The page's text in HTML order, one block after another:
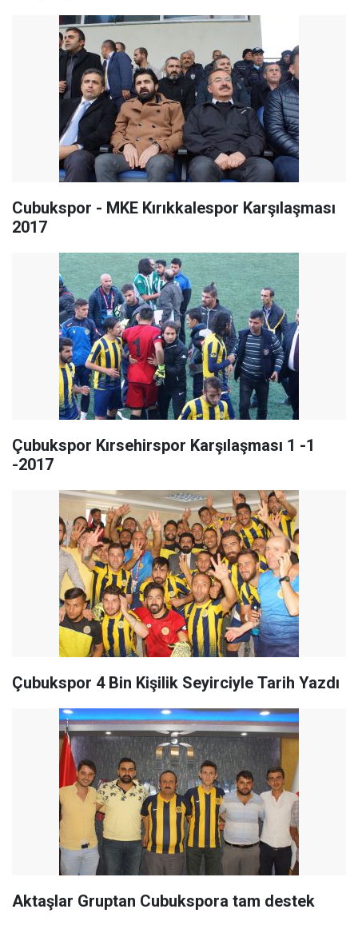
Cubukspor - MKE Kırıkkalespor Karşılaşması
2017
Çubukspor Kırsehirspor Karşılaşması 1 -1
-2017
Çubukspor 4 Bin Kişilik Seyirciyle Tarih Yazdı
Aktaşlar Gruptan Cubukspora tam destek